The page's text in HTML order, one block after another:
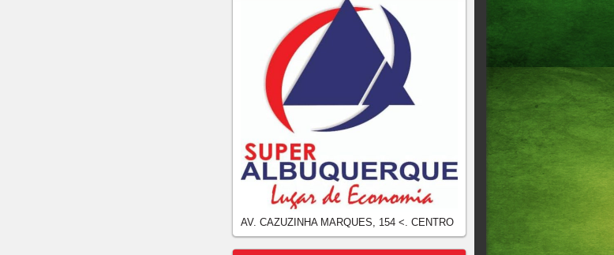
AV. CAZUZINHA MARQUES, 154 <. CENTRO